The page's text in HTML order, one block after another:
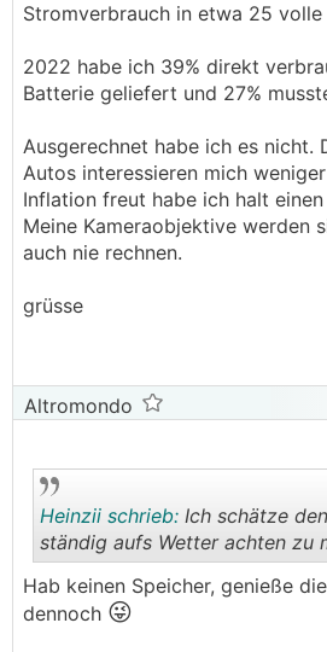
Stromverbrauch in etwa 25 volle
2022 habe ich 39% direkt
Batterie geliefert und 27%
Ausgerechnet habe ich es nicht.
Autos interessieren mich
Inflation freut habe ich halt
Meine Kameraobjektive werden
auch nie rechnen.
grüsse
Altromondo
Heinzii schrieb: Ich schätze
ständig aufs Wetter achten zu
Hab keinen Speicher, genieße
dennoch 😜